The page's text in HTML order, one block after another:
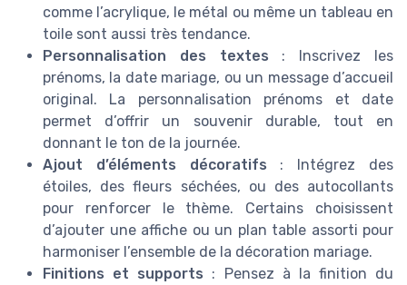
comme l’acrylique, le métal ou même un tableau en
toile sont aussi très tendance.
Personnalisation des textes : Inscrivez les
prénoms, la date mariage, ou un message d’accueil
original. La personnalisation prénoms et date
permet d’offrir un souvenir durable, tout en
donnant le ton de la journée.
Ajout d’éléments décoratifs : Intégrez des
étoiles, des fleurs séchées, ou des autocollants
pour renforcer le thème. Certains choisissent
d’ajouter une affiche ou un plan table assorti pour
harmoniser l’ensemble de la décoration mariage.
Finitions et supports : Pensez à la finition du